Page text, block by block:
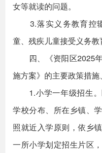
女等就读的问题。
3.落实义务教育控
童、残疾儿童接受义务教
四、《资阳区2025年
施方案》的主要政策措施
1.小学一年级招生。
学校分布、所在乡镇、
照就近入学原则，依乡
一所小学划定招生片区